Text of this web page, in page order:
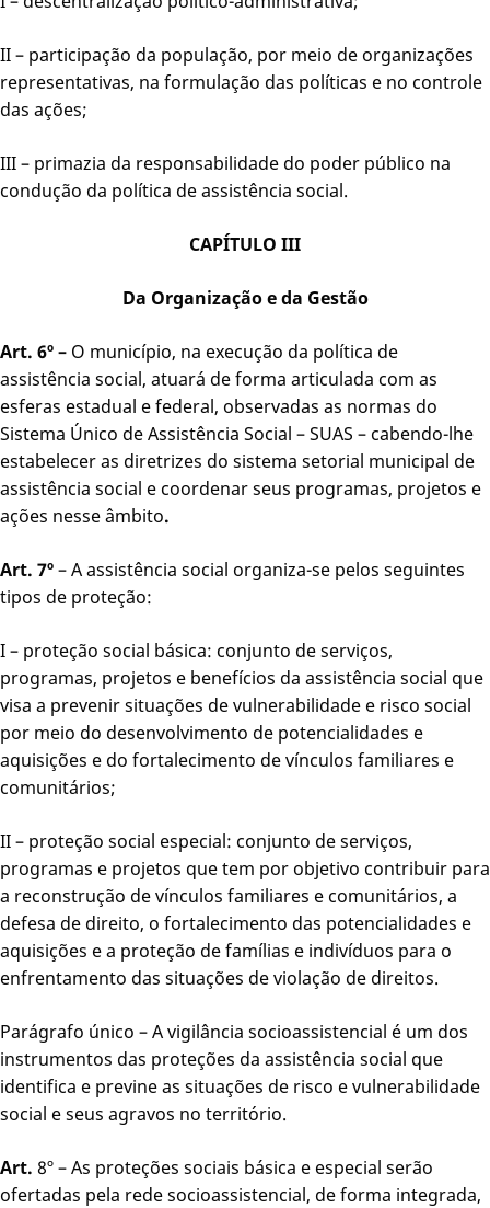
II – participação da população, por meio de organizações
representativas, na formulação das políticas e no controle
das ações;
III – primazia da responsabilidade do poder público na
condução da política de assistência social.
CAPÍTULO III
Da Organização e da Gestão
Art. 6º – O município, na execução da política de
assistência social, atuará de forma articulada com as
esferas estadual e federal, observadas as normas do
Sistema Único de Assistência Social – SUAS – cabendo-lhe
estabelecer as diretrizes do sistema setorial municipal de
assistência social e coordenar seus programas, projetos e
ações nesse âmbito.
Art. 7º– A assistência social organiza-se pelos seguintes
tipos de proteção:
I – proteção social básica: conjunto de serviços,
programas, projetos e benefícios da assistência social que
visa a prevenir situações de vulnerabilidade e risco social
por meio do desenvolvimento de potencialidades e
aquisições e do fortalecimento de vínculos familiares e
comunitários;
II – proteção social especial: conjunto de serviços,
programas e projetos que tem por objetivo contribuir para
a reconstrução de vínculos familiares e comunitários, a
defesa de direito, o fortalecimento das potencialidades e
aquisições e a proteção de famílias e indivíduos para o
enfrentamento das situações de violação de direitos.
Parágrafo único – A vigilância socioassistencial é um dos
instrumentos das proteções da assistência social que
identifica e previne as situações de risco e vulnerabilidade
social e seus agravos no território.
Art. 8º – As proteções sociais básica e especial serão
ofertadas pela rede socioassistencial, de forma integrada,